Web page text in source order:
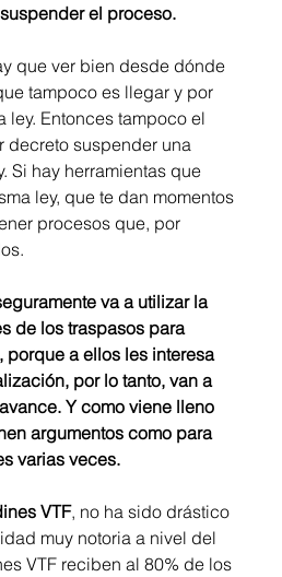
el proceso.
que ver bien desde dónde
tampoco es llegar y por
ley. Entonces tampoco el
decreto suspender una
Si hay herramientas que
ley, que te dan momentos
procesos que, por
va a utilizar la
de los traspasos para
porque a ellos les interesa
por lo tanto, van a
Y como viene lleno
argumentos como para
varias veces.
VTF, no ha sido drástico
muy notoria a nivel del
VTF reciben al 80% de los